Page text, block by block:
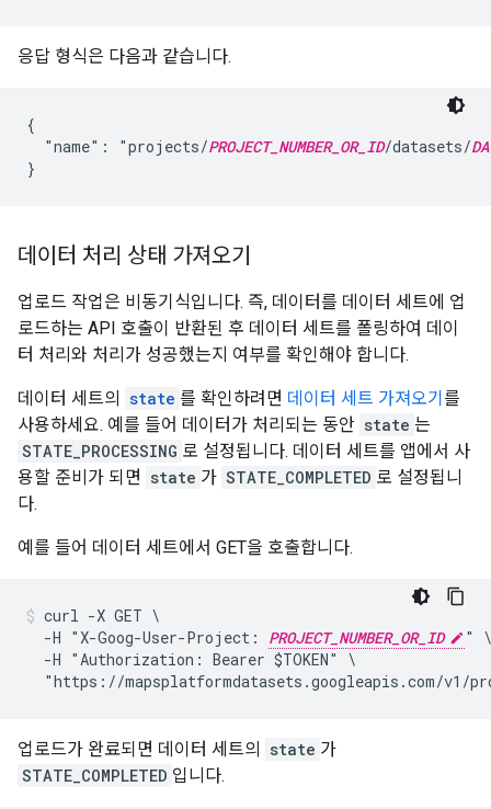
응답 형식은 다음과 같습니다.
{
  "name": "projects/
PROJECT_NUMBER_OR_ID/datasets/
데이터 처리 상태 가져오기
업로드 작업은 비동기식입니다. 즉, 데이터를 데이터 세트에 업
로드하는 API 호출이 반환된 후 데이터 세트를 폴링하여 데이
터 처리와 처리가 성공했는지 여부를 확인해야 합니다.
데이터 세트의 state 를 확인하려면 데이터 세트 가져오기 를
사용하세요. 예를 들어 데이터가 처리되는 동안 state 는
STATE_PROCESSING 로 설정됩니다. 데이터 세트를 앱에서 사
용할 준비가 되면 state 가 STATE_COMPLETED 로 설정됩니
다.
예를 들어 데이터 세트에서 GET을 호출합니다.
curl -X GET \
  -H "X-Goog-User-Project:
PROJECT_NUMBER_OR_ID
" \
  -H "Authorization: Bearer $TOKEN" \
"https://mapsplatformdatasets.googleapis.com/v1/
업로드가 완료되면 데이터 세트의 state 가
STATE_COMPLETED 입니다.